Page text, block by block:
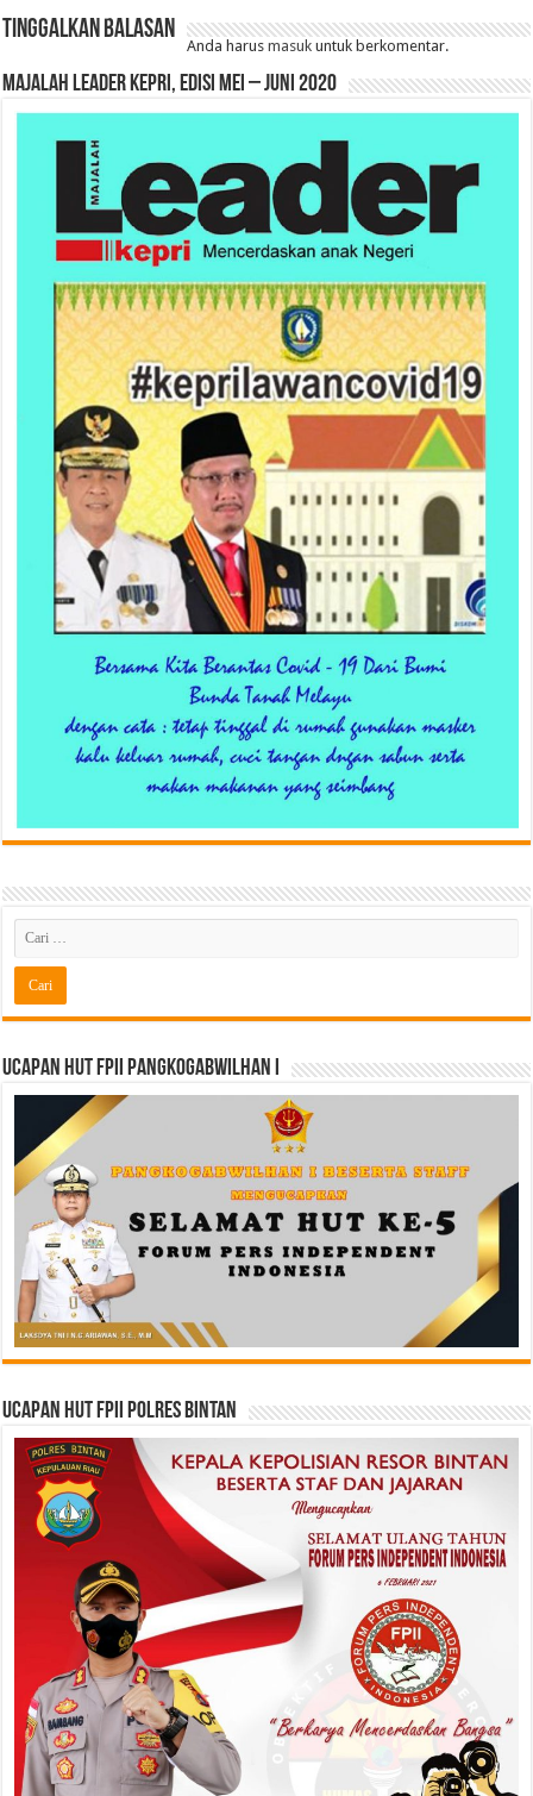
Tinggalkan Balasan
Anda harusmasuk untuk berkomentar.
MAJALAH LEADER KEPRI, EDISI MEI – JUNI 2020
Ucapan HUT FPII PANGKOGABWILHAN I
Ucapan HUT FPII Polres Bintan